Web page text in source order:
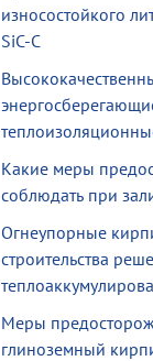
износостойкого
SiC-C
Какие меры
соблюдать при
Огнеупорные
строительства
Меры
глиноземный